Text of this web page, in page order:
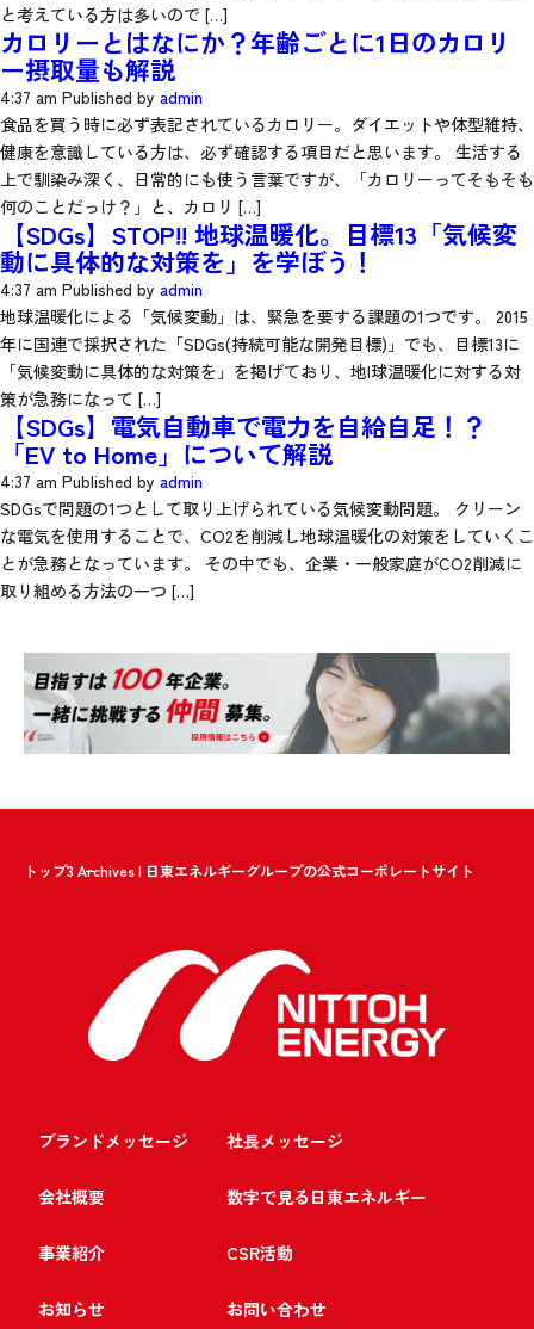
と考えている方は多いので […]
カロリーとはなにか？年齢ごとに1日のカロリ
ー摂取量も解説
4:37 am Published by admin
食品を買う時に必ず表記されているカロリー。ダイエットや体型維持、
健康を意識している方は、必ず確認する項目だと思います。 生活する
上で馴染み深く、日常的にも使う言葉ですが、「カロリーってそもそも
何のことだっけ？」と、カロリ […]
【SDGs】STOP!! 地球温暖化。目標13「気候変
動に具体的な対策を」を学ぼう！
4:37 am Published by admin
地球温暖化による「気候変動」は、緊急を要する課題の1つです。 2015
年に国連で採択された「SDGs(持続可能な開発目標)」でも、目標13に
「気候変動に具体的な対策を」を掲げており、地l球温暖化に対する対
策が急務になって […]
【SDGs】電気自動車で電力を自給自足！？
「EV to Home」について解説
4:37 am Published by admin
SDGsで問題の1つとして取り上げられている気候変動問題。 クリーン
な電気を使用することで、CO2を削減し地球温暖化の対策をしていくこ
とが急務となっています。 その中でも、企業・一般家庭がCO2削減に
取り組める方法の一つ […]
トップ3 Archives | 日東エネルギーグループの公式コーポレートサイト
ブランドメッセージ 社長メッセージ
会社概要 数字で見る日東エネルギー
事業紹介 CSR活動
お知らせ お問い合わせ